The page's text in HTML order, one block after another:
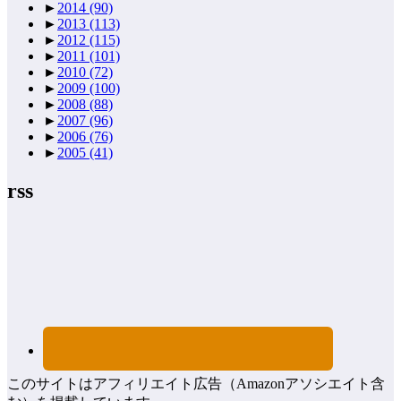
► 2014 (90)
► 2013 (113)
► 2012 (115)
► 2011 (101)
► 2010 (72)
► 2009 (100)
► 2008 (88)
► 2007 (96)
► 2006 (76)
► 2005 (41)
rss
このサイトはアフィリエイト広告（Amazonアソシエイト含